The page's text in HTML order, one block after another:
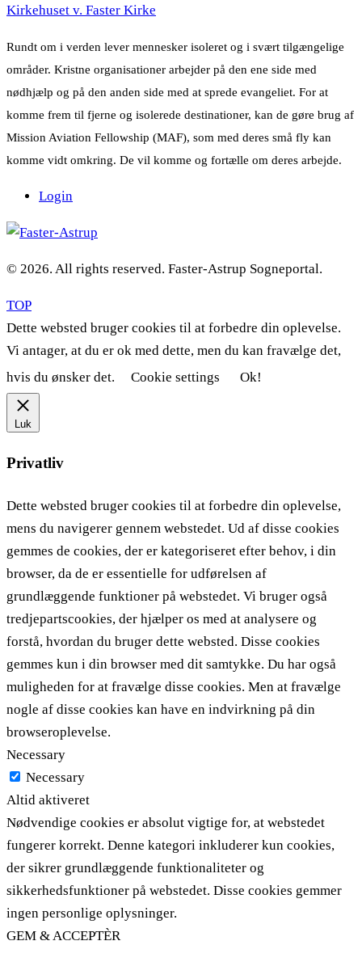
Kirkehuset v. Faster Kirke
Rundt om i verden lever mennesker isoleret og i svært tilgængelige
områder. Kristne organisationer arbejder på den ene side med
nødhjælp og på den anden side med at sprede evangeliet. For at
komme frem til fjerne og isolerede destinationer, kan de gøre brug af
Mission Aviation Fellowship (MAF), som med deres små fly kan
komme vidt omkring. De vil komme og fortælle om deres arbejde.
Login
© 2026. All rights reserved. Faster-Astrup Sogneportal.
TOP
Dette websted bruger cookies til at forbedre din oplevelse.
Vi antager, at du er ok med dette, men du kan fravælge det,
hvis du ønsker det.
Cookie settings Ok!
Luk
Privatliv
Dette websted bruger cookies til at forbedre din oplevelse,
mens du navigerer gennem webstedet. Ud af disse cookies
gemmes de cookies, der er kategoriseret efter behov, i din
browser, da de er essentielle for udførelsen af ​​
grundlæggende funktioner på webstedet. Vi bruger også
tredjepartscookies, der hjælper os med at analysere og
forstå, hvordan du bruger dette websted. Disse cookies
gemmes kun i din browser med dit samtykke. Du har også
muligheden for at fravælge disse cookies. Men at fravælge
nogle af disse cookies kan have en indvirkning på din
browseroplevelse.
Necessary
Necessary
Altid aktiveret
Nødvendige cookies er absolut vigtige for, at webstedet
fungerer korrekt. Denne kategori inkluderer kun cookies,
der sikrer grundlæggende funktionaliteter og
sikkerhedsfunktioner på webstedet. Disse cookies gemmer
ingen personlige oplysninger.
GEM & ACCEPTÈR